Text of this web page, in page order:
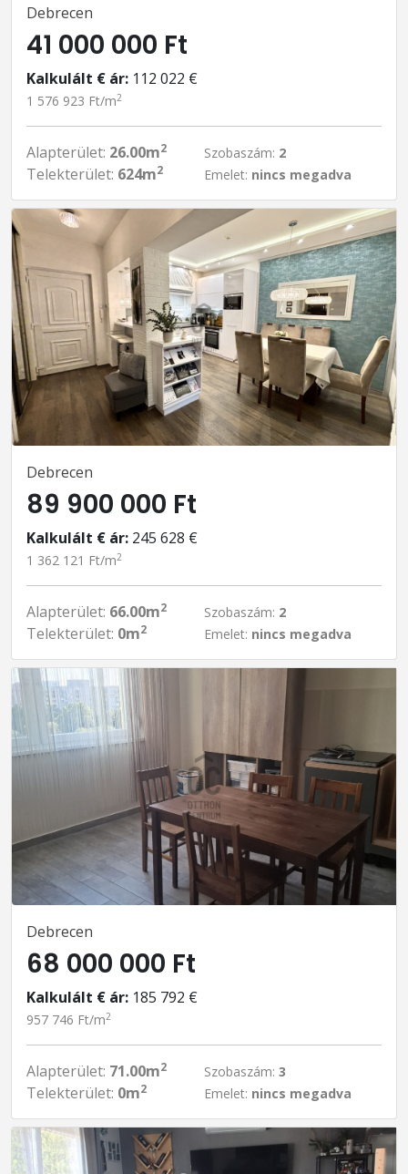
Debrecen
41 000 000 Ft
Kalkulált € ár: 112 022 €
1 576 923 Ft/m2
Alapterület: 26.00m2
Telekterület: 624m2
Szobaszám: 2
Emelet: nincs megadva
Debrecen
89 900 000 Ft
Kalkulált € ár: 245 628 €
1 362 121 Ft/m2
Alapterület: 66.00m2
Telekterület: 0m2
Szobaszám: 2
Emelet: nincs megadva
Debrecen
68 000 000 Ft
Kalkulált € ár: 185 792 €
957 746 Ft/m2
Alapterület: 71.00m2
Telekterület: 0m2
Szobaszám: 3
Emelet: nincs megadva